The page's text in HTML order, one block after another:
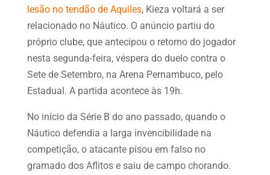
lesão no tendão de Aquiles, Kieza voltará a ser
relacionado no Náutico. O anúncio partiu do
próprio clube, que antecipou o retorno do jogador
nesta segunda-feira, véspera do duelo contra o
Sete de Setembro, na Arena Pernambuco, pelo
Estadual. A partida acontece às 19h.
No início da Série B do ano passado, quando o
Náutico defendia a larga invencibilidade na
competição, o atacante pisou em falso no
gramado dos Aflitos e saiu de campo chorando.